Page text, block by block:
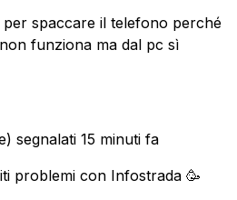
per spaccare il telefono perché
funziona ma dal pc sì
segnalati 15 minuti fa
problemi con Infostrada 🥳